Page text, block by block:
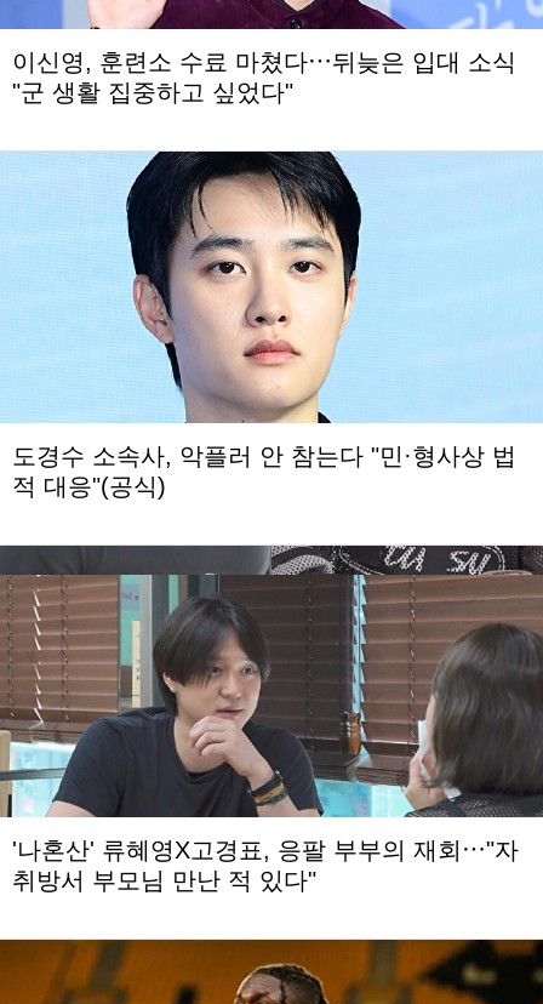
이신영, 훈련소 수료 마쳤다⋯뒤늦은 입대 소식
"군 생활 집중하고 싶었다"
도경수 소속사, 악플러 안 참는다 "민·형사상 법
적 대응"(공식)
'나혼산' 류혜영X고경표, 응팔 부부의 재회⋯"자
취방서 부모님 만난 적 있다"